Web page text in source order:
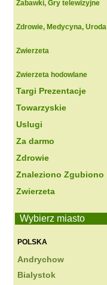
Zabawki, Gry telewizyjne
Zdrowie, Medycyna, Uroda
Zwierzeta
Zwierzeta hodowlane
Targi Prezentacje
Towarzyskie
Uslugi
Za darmo
Zdrowie
Znaleziono Zgubiono
Zwierzeta
Wybierz miasto
POLSKA
Andrychow
Bialystok